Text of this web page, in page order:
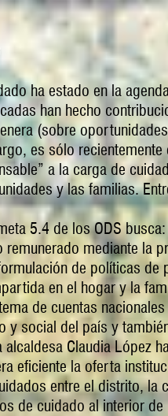
ha estado en la
han hecho
(sobre
es sólo
a la carga de
y las familias.
5.4 de los ODS
mediante la
de políticas
en el hogar y la
de cuentas
y social del país y
Claudia López
eficiente la oferta
entre el distrito,
de cuidado al interior de